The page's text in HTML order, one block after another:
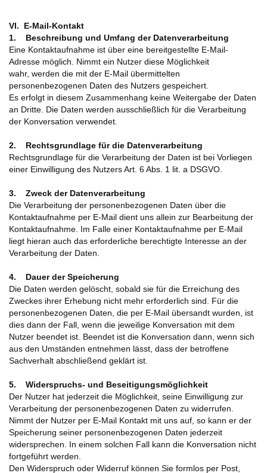
VI. E-Mail-Kontakt
1. Beschreibung und Umfang der Datenverarbeitung
Eine Kontaktaufnahme ist über eine bereitgestellte E-Mail-
Adresse möglich. Nimmt ein Nutzer diese Möglichkeit
wahr, werden die mit der E-Mail übermittelten
personenbezogenen Daten des Nutzers gespeichert.
Es erfolgt in diesem Zusammenhang keine Weitergabe der Daten
an Dritte. Die Daten werden ausschließlich für die Verarbeitung
der Konversation verwendet.
2. Rechtsgrundlage für die Datenverarbeitung
Rechtsgrundlage für die Verarbeitung der Daten ist bei Vorliegen
einer Einwilligung des Nutzers Art. 6 Abs. 1 lit. a DSGVO.
3. Zweck der Datenverarbeitung
Die Verarbeitung der personenbezogenen Daten über die
Kontaktaufnahme per E-Mail dient uns allein zur Bearbeitung der
Kontaktaufnahme. Im Falle einer Kontaktaufnahme per E-Mail
liegt hieran auch das erforderliche berechtigte Interesse an der
Verarbeitung der Daten.
4. Dauer der Speicherung
Die Daten werden gelöscht, sobald sie für die Erreichung des
Zweckes ihrer Erhebung nicht mehr erforderlich sind. Für die
personenbezogenen Daten, die per E-Mail übersandt wurden, ist
dies dann der Fall, wenn die jeweilige Konversation mit dem
Nutzer beendet ist. Beendet ist die Konversation dann, wenn sich
aus den Umständen entnehmen lässt, dass der betroffene
Sachverhalt abschließend geklärt ist.
5. Widerspruchs- und Beseitigungsmöglichkeit
Der Nutzer hat jederzeit die Möglichkeit, seine Einwilligung zur
Verarbeitung der personenbezogenen Daten zu widerrufen.
Nimmt der Nutzer per E-Mail Kontakt mit uns auf, so kann er der
Speicherung seiner personenbezogenen Daten jederzeit
widersprechen. In einem solchen Fall kann die Konversation nicht
fortgeführt werden.
Den Widerspruch oder Widerruf können Sie formlos per Post,